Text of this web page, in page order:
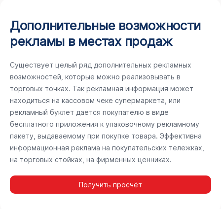
Дополнительные возможности
рекламы в местах продаж
Существует целый ряд дополнительных рекламных
возможностей, которые можно реализовывать в
торговых точках. Так рекламная информация может
находиться на кассовом чеке супермаркета, или
рекламный буклет дается покупателю в виде
бесплатного приложения к упаковочному рекламному
пакету, выдаваемому при покупке товара. Эффективна
информационная реклама на покупательских тележках,
на торговых стойках, на фирменных ценниках.
Получить просчёт